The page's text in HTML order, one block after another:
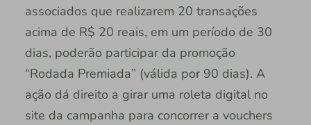
associados que realizarem 20 transações
acima de R$ 20 reais, em um período de 30
dias, poderão participar da promoção
“Rodada Premiada” (válida por 90 dias). A
ação dá direito a girar uma roleta digital no
site da campanha para concorrer a vouchers